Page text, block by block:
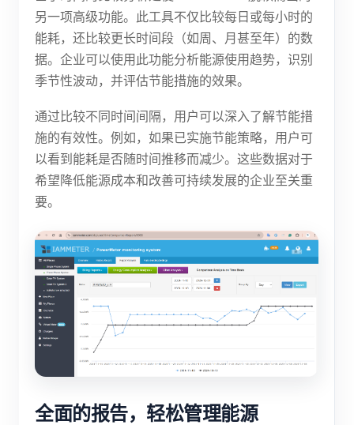
另一项高级功能。此工具不仅比较每日或每小时的
能耗，还比较更长时间段（如周、月甚至年）的数
据。企业可以使用此功能分析能源使用趋势，识别
季节性波动，并评估节能措施的效果。
通过比较不同时间间隔，用户可以深入了解节能措
施的有效性。例如，如果已实施节能策略，用户可
以看到能耗是否随时间推移而减少。这些数据对于
希望降低能源成本和改善可持续发展的企业至关重
要。
全面的报告，轻松管理能源